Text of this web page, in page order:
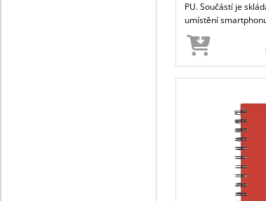
PU. Součástí je
umístění